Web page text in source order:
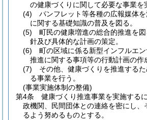
の健康づくりに関して必要な事業を
(4)
パンフレット等各種の広報媒体
に関する基礎知識の普及を図る。
(5)
町民の健康増進の総合的推進を
針及び具体的な計画の策定。
(6)
町の区域に係る新型インフルエ
推進に関する事項等の行動計画の作
(7)
その他、健康づくりを推進する
る事業を行う。
(事業実施体制の整備)
第4条
健康づくり推進事業を実施する
政機関、民間団体との連絡を密にし、
るよう努めるものとする。